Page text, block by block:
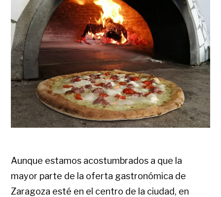
Aunque estamos acostumbrados a que la
mayor parte de la oferta gastronómica de
Zaragoza esté en el centro de la ciudad, en